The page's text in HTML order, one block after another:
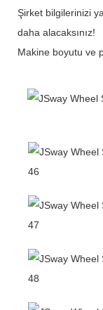
Şirket bilgilerinizi
daha alacaksınız!
Makine boyutu ve